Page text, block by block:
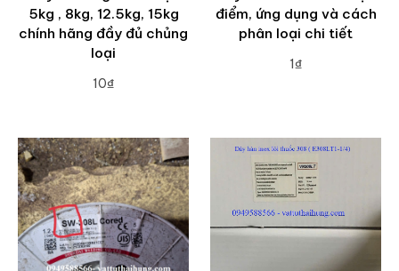
5kg , 8kg, 12.5kg, 15kg
chính hãng đầy đủ chủng
loại
10₫
điểm, ứng dụng và cách
phân loại chi tiết
1₫